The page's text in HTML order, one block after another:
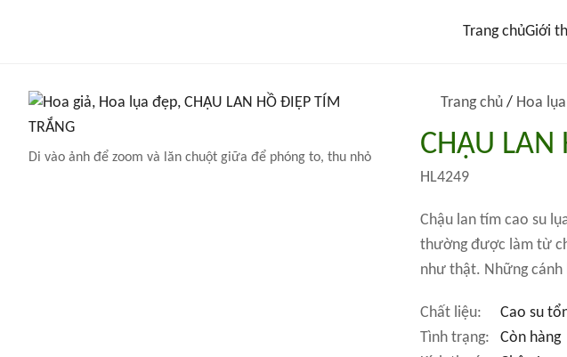
Trang chủGiới
Di vào ảnh để zoom và lăn chuột giữa để phóng to, thu nhỏ
Trang chủ / Hoa
CHẬU LAN
HL4249
Chậu lan tím cao su
thường được làm từ
như thật. Những
Chất liệu:
Cao su
Tình trạng:
Còn hàng